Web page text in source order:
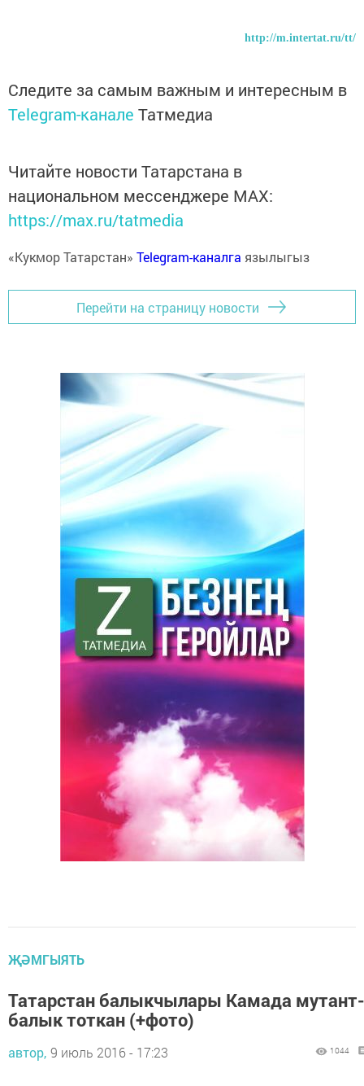
http://m.intertat.ru/tt/
Следите за самым важным и интересным в
Telegram-канале Татмедиа
Читайте новости Татарстана в
национальном мессенджере MАХ:
https://max.ru/tatmedia
«Кукмор Татарстан» Telegram-каналга язылыгыз
Перейти на страницу новости
ҖӘМГЫЯТЬ
Татарстан балыкчылары Камада мутант-
балык тоткан (+фото)
автор, 9 июль 2016 - 17:23 1044